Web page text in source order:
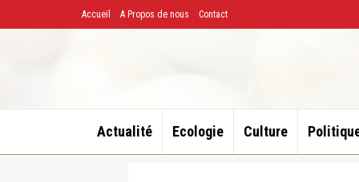
Accueil A Propos de nous Contact
Actualité Ecologie Culture